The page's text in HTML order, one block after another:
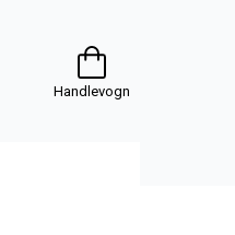
Handlevogn